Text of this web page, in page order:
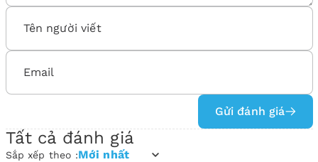
Gửi đánh giá
Tất cả đánh giá
Sắp xếp theo :Mới nhất